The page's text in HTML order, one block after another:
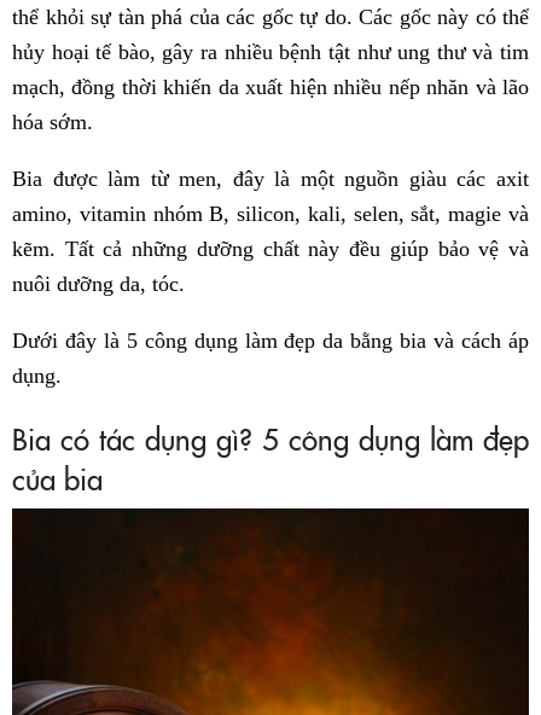
thể khỏi sự tàn phá của các gốc tự do. Các gốc này có thể
hủy hoại tế bào, gây ra nhiều bệnh tật như ung thư và tim
mạch, đồng thời khiến da xuất hiện nhiều nếp nhăn và lão
hóa sớm.
Bia được làm từ men, đây là một nguồn giàu các axit
amino, vitamin nhóm B, silicon, kali, selen, sắt, magie và
kẽm. Tất cả những dưỡng chất này đều giúp bảo vệ và
nuôi dưỡng da, tóc.
Dưới đây là 5 công dụng làm đẹp da bằng bia và cách áp
dụng.
Bia có tác dụng gì? 5 công dụng làm đẹp
của bia